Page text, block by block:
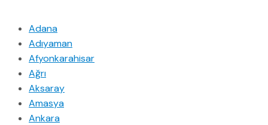
Adana
Adıyaman
Afyonkarahisar
Ağrı
Aksaray
Amasya
Ankara